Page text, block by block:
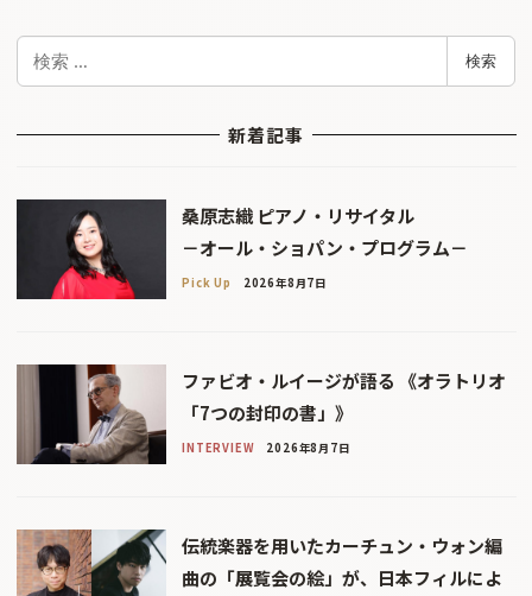
検
検索
新着記事
桑原志織 ピアノ・リサイタル
－オール・ショパン・プログラム－
Pick Up 2026年8月7日
ファビオ・ルイージが語る 《オラトリオ
「7つの封印の書」》
INTERVIEW 2026年8月7日
伝統楽器を用いたカーチュン・ウォン編
曲の「展覧会の絵」が、日本フィルによ